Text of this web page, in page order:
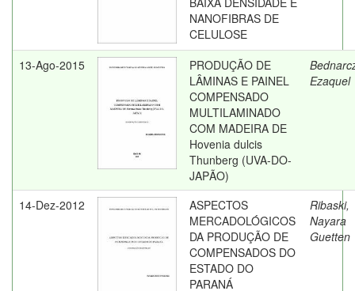
NANOFIBRAS DE
CELULOSE
13-Ago-2015
PRODUÇÃO DE
LÂMINAS E PAINEL
COMPENSADO
MULTILAMINADO
COM MADEIRA DE
Hovenia dulcis
Thunberg (UVA-DO-
JAPÃO)
Ezaquel
14-Dez-2012
ASPECTOS
MERCADOLÓGICOS
DA PRODUÇÃO DE
COMPENSADOS DO
ESTADO DO
PARANÁ
Ribaski,
Nayara
Guetten